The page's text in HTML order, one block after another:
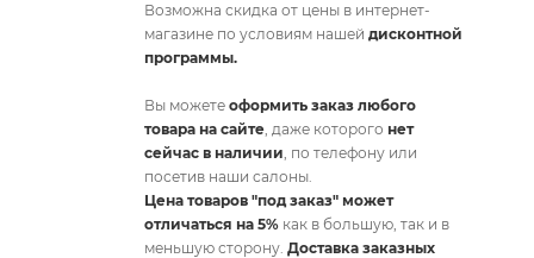
Возможна скидка от цены в интернет-
магазине по условиям нашей дисконтной
программы.
Вы можете оформить заказ любого
товара на сайте, даже которого нет
сейчас в наличии, по телефону или
посетив наши салоны.
Цена товаров "под заказ" может
отличаться на 5%как в большую, так и в
меньшую сторону. Доставка заказных